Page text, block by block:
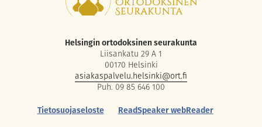
Helsingin ortodoksinen seurakunta
Liisankatu 29 A 1
00170 Helsinki
asiakaspalvelu.helsinki@ort.fi
Puh. 09 85 646 100
Tietosuojaseloste
ReadSpeaker webReader